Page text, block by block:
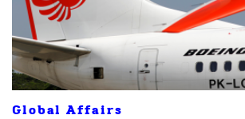
Global Affairs